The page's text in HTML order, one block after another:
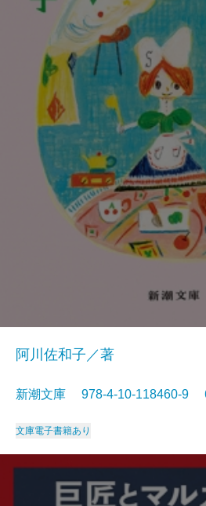
阿川佐和子／著
新潮文庫 978-4-10-118460-9
文庫電子書籍あり